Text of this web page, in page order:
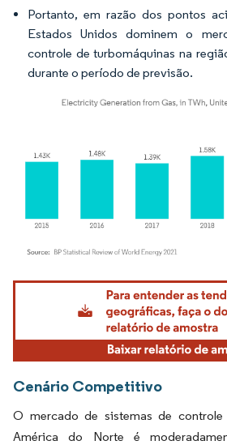
Portanto, em razão dos pontos
Estados Unidos dominem o
controle de turbomáquinas na
durante o período de previsão.
Imagem © Mordor Intelligence. O reuso requer
Cenário Competitivo
O mercado de sistemas de
América do Norte é